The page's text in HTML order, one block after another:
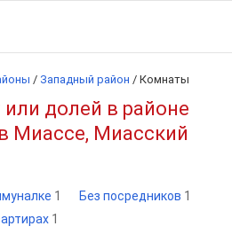
/ Западный район / Комнаты
долей в районе
Миассе, Миасский
1 Без посредников 1
1